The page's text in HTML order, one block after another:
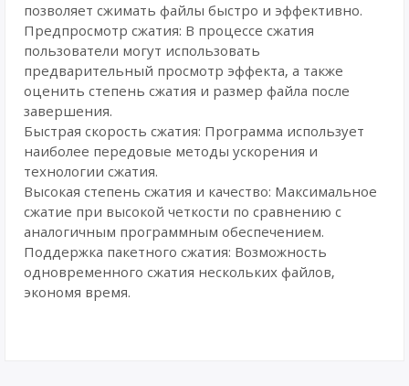
позволяет сжимать файлы быстро и эффективно.
Предпросмотр сжатия: В процессе сжатия
пользователи могут использовать
предварительный просмотр эффекта, а также
оценить степень сжатия и размер файла после
завершения.
Быстрая скорость сжатия: Программа использует
наиболее передовые методы ускорения и
технологии сжатия.
Высокая степень сжатия и качество: Максимальное
сжатие при высокой четкости по сравнению с
аналогичным программным обеспечением.
Поддержка пакетного сжатия: Возможность
одновременного сжатия нескольких файлов,
экономя время.